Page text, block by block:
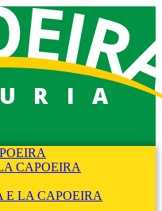
CAPOEIRA
E LA CAPOEIRA